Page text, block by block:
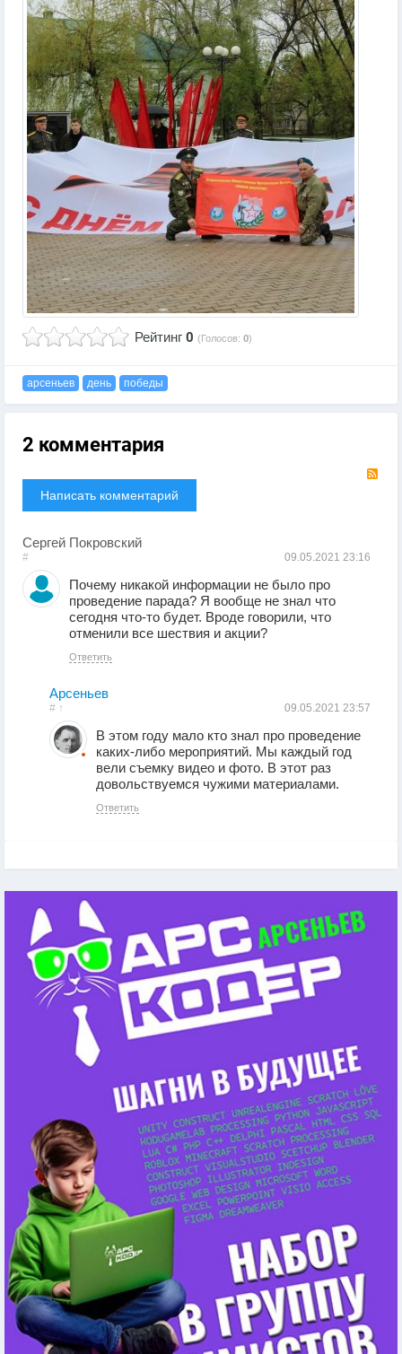
Рейтинг 0 (Голосов: 0)
арсеньев день победы
2 комментария
Написать комментарий
Сергей Покровский
09.05.2021 23:16
#
Почему никакой информации не было про
проведение парада? Я вообще не знал что
сегодня что-то будет. Вроде говорили, что
отменили все шествия и акции?
Ответить
Арсеньев
09.05.2021 23:57
# ↑
В этом году мало кто знал про проведение
каких-либо мероприятий. Мы каждый год
вели съемку видео и фото. В этот раз
довольствуемся чужими материалами.
Ответить